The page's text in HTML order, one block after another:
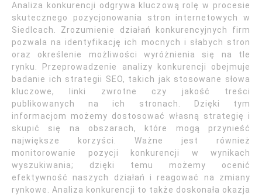
Analiza konkurencji odgrywa kluczową rolę w procesie
skutecznego pozycjonowania stron internetowych w
Siedlcach. Zrozumienie działań konkurencyjnych firm
pozwala na identyfikację ich mocnych i słabych stron
oraz określenie możliwości wyróżnienia się na tle
rynku. Przeprowadzenie analizy konkurencji obejmuje
badanie ich strategii SEO, takich jak stosowane słowa
kluczowe, linki zwrotne czy jakość treści
publikowanych na ich stronach. Dzięki tym
informacjom możemy dostosować własną strategię i
skupić się na obszarach, które mogą przynieść
największe korzyści. Ważne jest również
monitorowanie pozycji konkurencji w wynikach
wyszukiwania; dzięki temu możemy ocenić
efektywność naszych działań i reagować na zmiany
rynkowe. Analiza konkurencji to także doskonała okazja